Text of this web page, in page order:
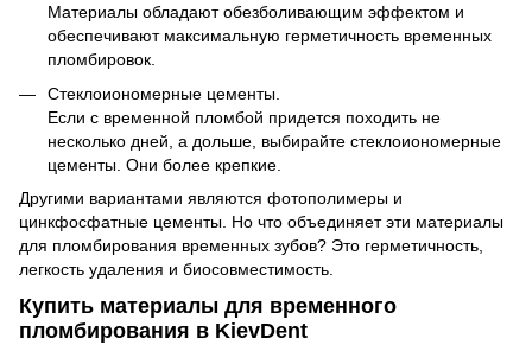
Материалы обладают обезболивающим эффектом и
обеспечивают максимальную герметичность временных
пломбировок.
Стеклоиономерные цементы.
Если с временной пломбой придется походить не
несколько дней, а дольше, выбирайте стеклоиономерные
цементы. Они более крепкие.
Другими вариантами являются фотополимеры и
цинкфосфатные цементы. Но что объединяет эти материалы
для пломбирования временных зубов? Это герметичность,
легкость удаления и биосовместимость.
Купить материалы для временного
пломбирования в KievDent